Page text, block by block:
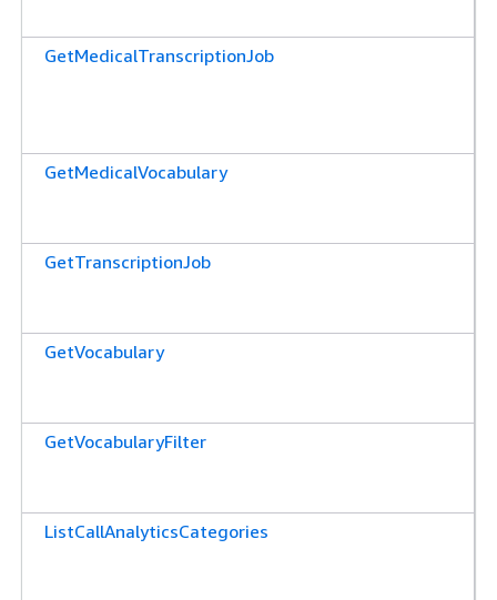
GetMedicalTranscriptionJob
GetMedicalVocabulary
GetTranscriptionJob
GetVocabulary
GetVocabularyFilter
ListCallAnalyticsCategories